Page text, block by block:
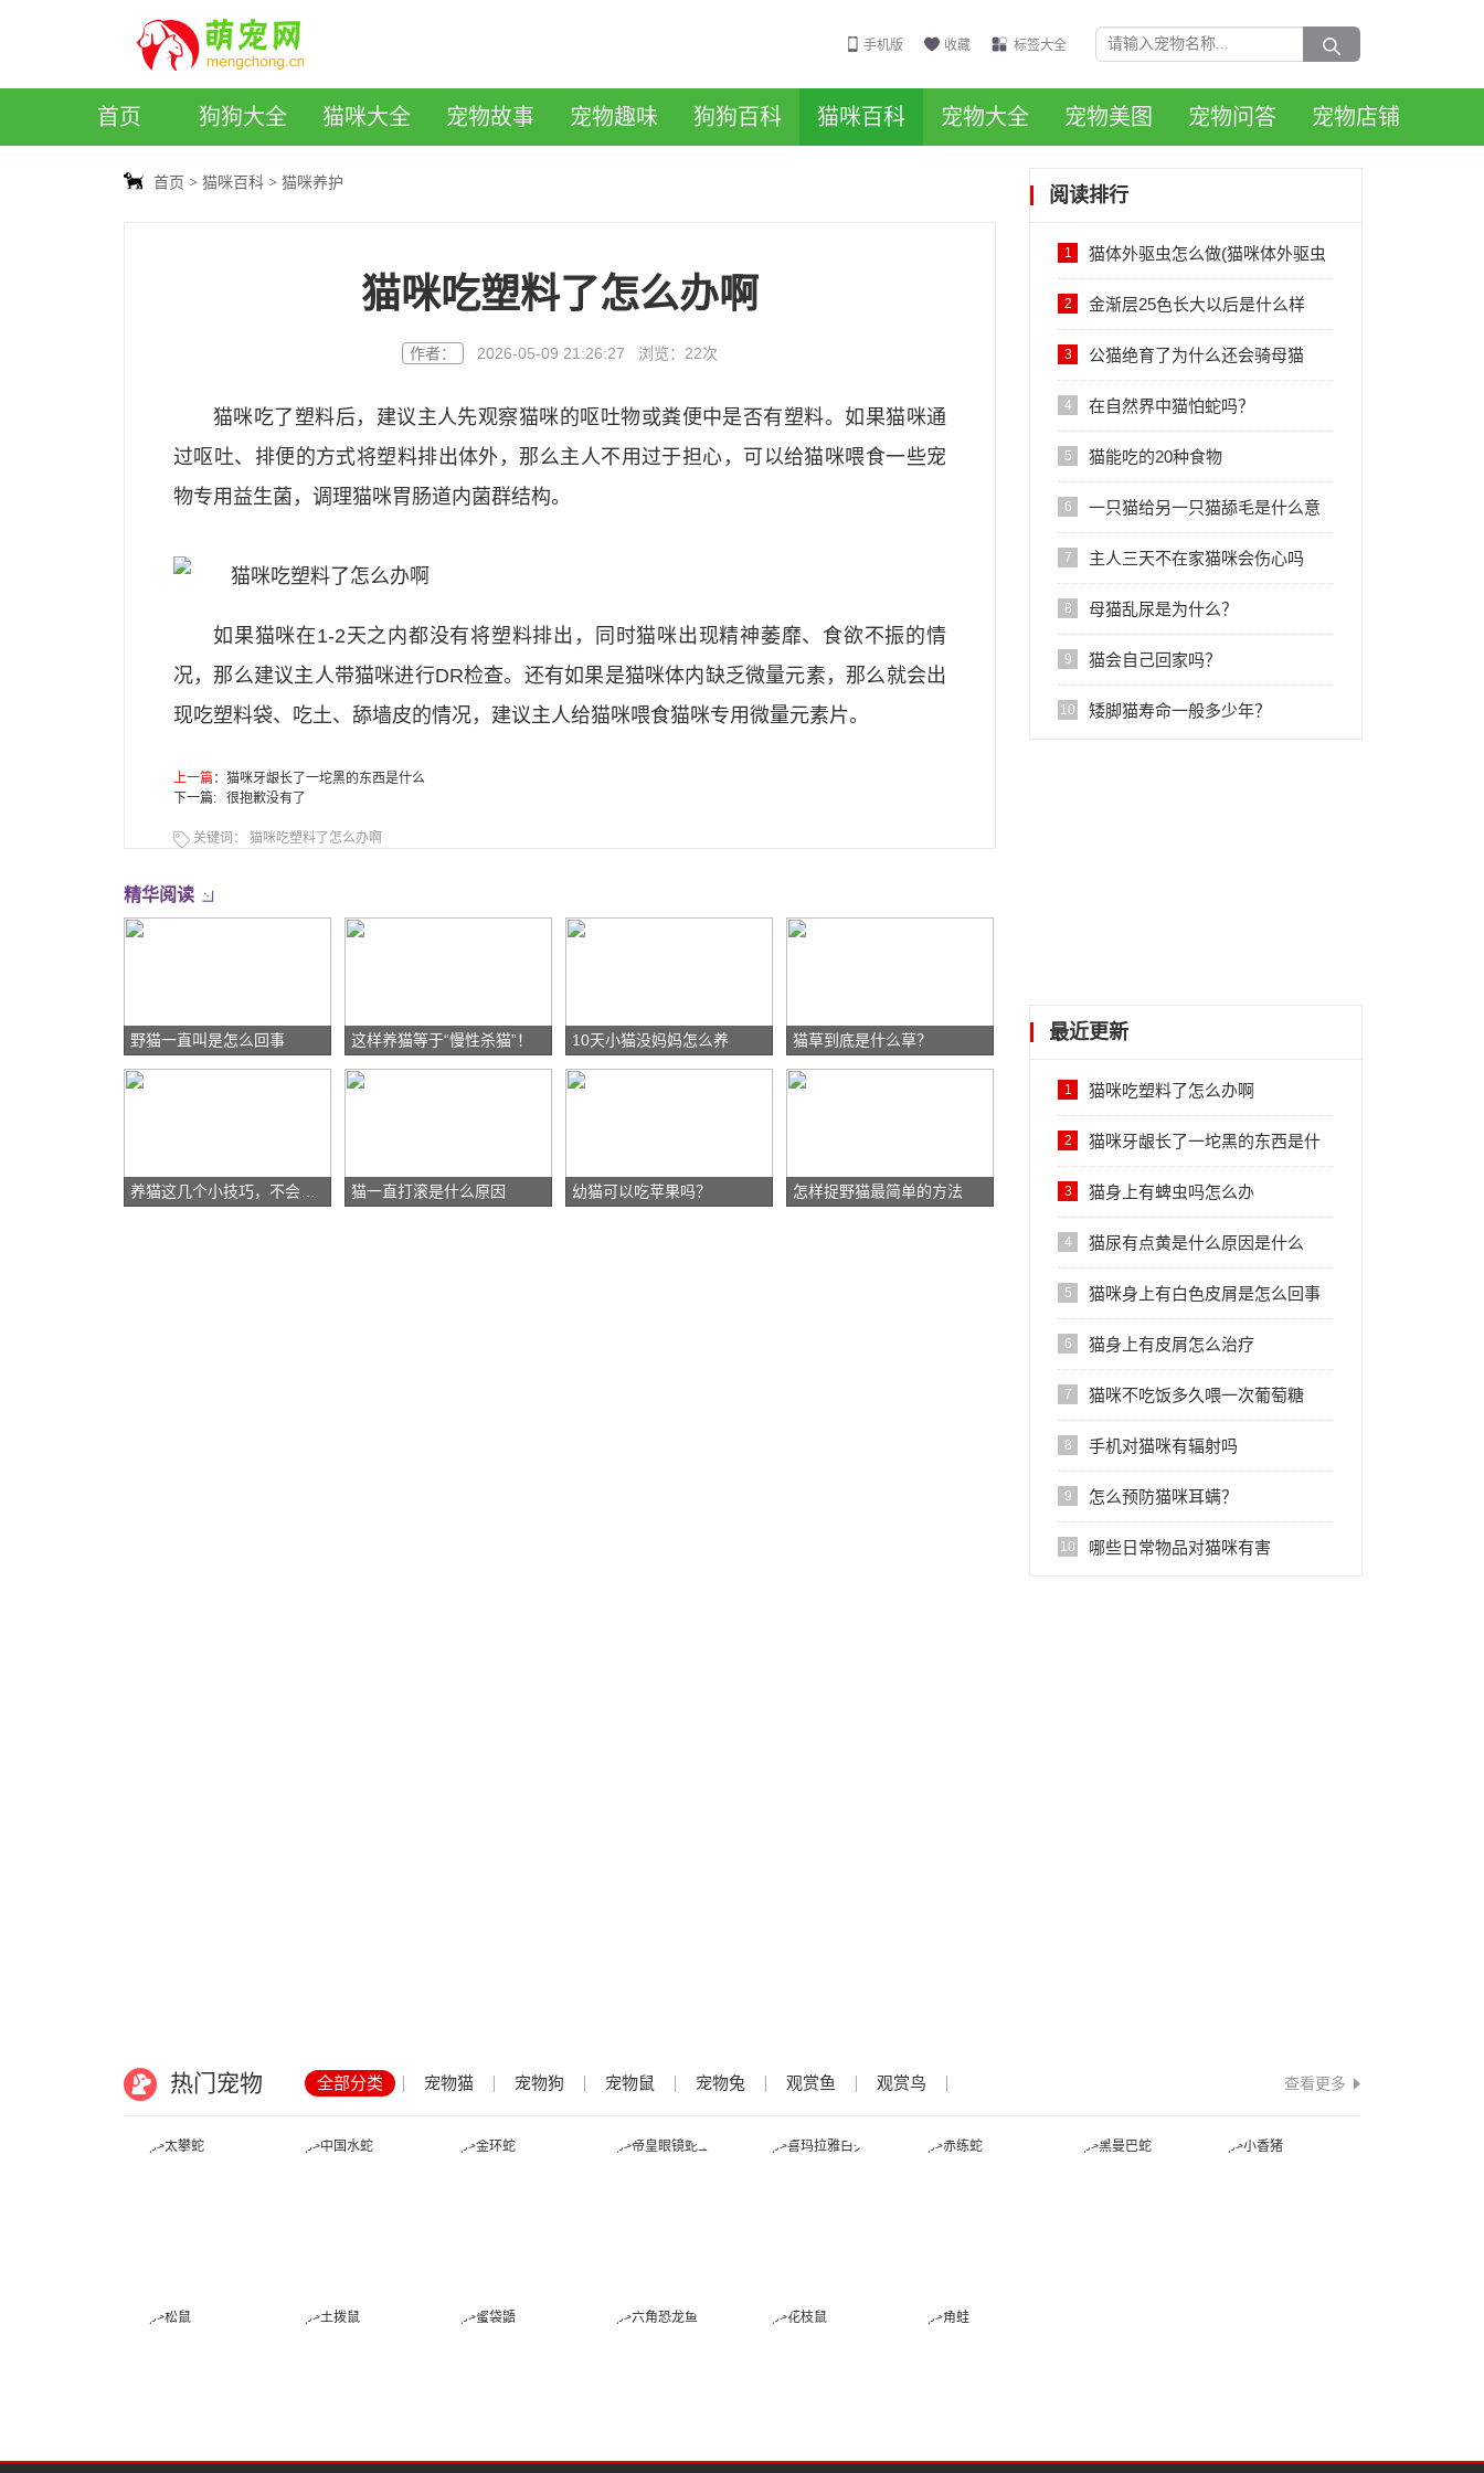
手机版 收藏 标签大全
首页 狗狗大全 猫咪大全 宠物故事 宠物趣味 狗狗百科 猫咪百科 宠物大全 宠物美图 宠物问答 宠物店铺
首页 猫咪百科 猫咪养护
猫咪吃塑料了怎么办啊
作者： 2026-05-09 21:26:27 浏览： 22次
猫咪吃了塑料后，建议主人先观察猫咪的呕吐物或粪便中是否有塑料。如果猫咪通
过呕吐、排便的方式将塑料排出体外，那么主人不用过于担心，可以给猫咪喂食一些宠
物专用益生菌，调理猫咪胃肠道内菌群结构。
如果猫咪在1-2天之内都没有将塑料排出，同时猫咪出现精神萎靡、食欲不振的情
况，那么建议主人带猫咪进行DR检查。还有如果是猫咪体内缺乏微量元素，那么就会出
现吃塑料袋、吃土、舔墙皮的情况，建议主人给猫咪喂食猫咪专用微量元素片。
上一篇 ： 猫咪牙龈长了一坨黑的东西是什么
下一篇: 很抱歉没有了
关键词： 猫咪吃塑料了怎么办啊
精华阅读
野猫一直叫是怎么回事 这样养猫等于“慢性杀猫”！ 10天小猫没妈妈怎么养 猫草到底是什么草？
猫一直打滚是什么原因 幼猫可以吃苹果吗？ 怎样捉野猫最简单的方法
阅读排行
1 猫体外驱虫怎么做(猫咪体外驱虫
的正确方法图解)
2 金渐层25色长大以后是什么样
子，会变黑吗？
3 公猫绝育了为什么还会骑母猫
4 在自然界中猫怕蛇吗？
5 猫能吃的20种食物
6 一只猫给另一只猫舔毛是什么意
思?
7 主人三天不在家猫咪会伤心吗
8 母猫乱尿是为什么？
9 猫会自己回家吗？
10 矮脚猫寿命一般多少年？
最近更新
1 猫咪吃塑料了怎么办啊
2 猫咪牙龈长了一坨黑的东西是什
么
3 猫身上有蜱虫吗怎么办
4 猫尿有点黄是什么原因是什么
5 猫咪身上有白色皮屑是怎么回事
啊
6 猫身上有皮屑怎么治疗
7 猫咪不吃饭多久喂一次葡萄糖
8 手机对猫咪有辐射吗
9 怎么预防猫咪耳螨？
10 哪些日常物品对猫咪有害
热门宠物 全部分类 宠物猫 宠物狗 宠物鼠 宠物兔 观赏鱼 观赏鸟 查看更多